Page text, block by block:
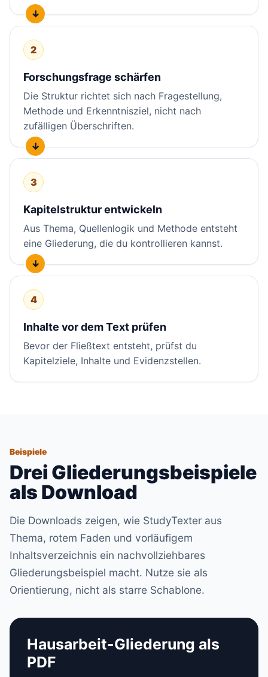
2
Forschungsfrage schärfen
Die Struktur richtet sich nach Fragestellung,
Methode und Erkenntnisziel, nicht nach
zufälligen Überschriften.
3
Kapitelstruktur entwickeln
Aus Thema, Quellenlogik und Methode entsteht
eine Gliederung, die du kontrollieren kannst.
4
Inhalte vor dem Text prüfen
Bevor der Fließtext entsteht, prüfst du
Kapitelziele, Inhalte und Evidenzstellen.
Beispiele
Drei Gliederungsbeispiele
als Download
Die Downloads zeigen, wie StudyTexter aus
Thema, rotem Faden und vorläufigem
Inhaltsverzeichnis ein nachvollziehbares
Gliederungsbeispiel macht. Nutze sie als
Orientierung, nicht als starre Schablone.
Hausarbeit-Gliederung als
PDF